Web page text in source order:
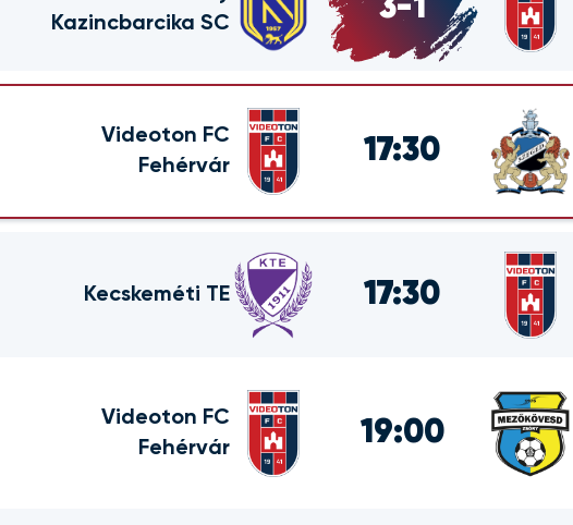
Kazincbarcika SC
3-1
Videoton FC
Fehérvár
17:30
Kecskeméti TE 17:30
Videoton FC
Fehérvár
19:00